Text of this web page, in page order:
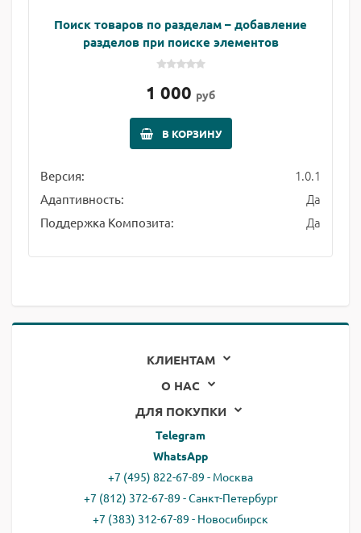
Поиск товаров по разделам – добавление
разделов при поиске элементов
1 000 руб
В КОРЗИНУ
Версия: 1.0.1
Адаптивность: Да
Поддержка Композита: Да
КЛИЕНТАМ
О НАС
ДЛЯ ПОКУПКИ
Telegram
WhatsApp
+7 (495) 822-67-89 - Москва
+7 (812) 372-67-89 - Санкт-Петербург
+7 (383) 312-67-89 - Новосибирск